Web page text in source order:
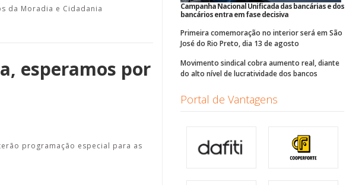
da Moradia e Cidadania
esperamos por
programação especial para as
Campanha Nacional Unificada das bancárias e dos
bancários entra em fase decisiva
Primeira comemoração no interior será em São
José do Rio Preto, dia 13 de agosto
Movimento sindical cobra aumento real, diante
do alto nível de lucratividade dos bancos
Portal de Vantagens